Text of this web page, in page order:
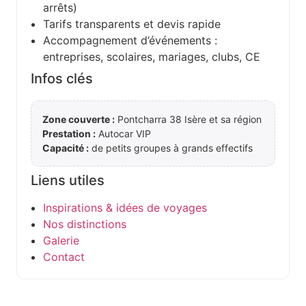
arrêts)
Tarifs transparents et devis rapide
Accompagnement d’événements :
entreprises, scolaires, mariages, clubs, CE
Infos clés
Zone couverte : Pontcharra 38 Isère et sa région
Prestation : Autocar VIP
Capacité : de petits groupes à grands effectifs
Liens utiles
Inspirations & idées de voyages
Nos distinctions
Galerie
Contact